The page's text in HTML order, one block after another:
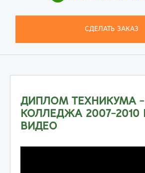
СДЕЛАТЬ ЗАКАЗ
ДИПЛОМ ТЕХНИКУМА -
КОЛЛЕДЖА 2007-2010
ВИДЕО